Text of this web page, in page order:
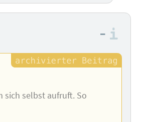
–
sich selbst aufruft. So